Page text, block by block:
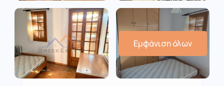
Εμφάνιση όλων